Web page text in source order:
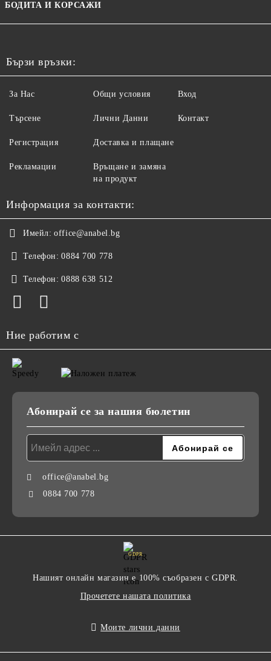
БОДИТА И КОРСАЖИ
Бързи връзки:
За Нас
Търсене
Регистрация
Рекламации
Общи условия
Лични Данни
Доставка и плащане
Връщане и замяна
на продукт
Вход
Контакт
Информация за контакти:
Имейл: office@anabel.bg
Телефон: 0884 700 778
Телефон: 0888 638 512
Ние работим с
Абонирай се за нашия бюлетин
office@anabel.bg
0884 700 778
GDPR
Нашият онлайн магазин е 100% съобразен с GDPR.
Прочетете нашата политика
Моите лични данни